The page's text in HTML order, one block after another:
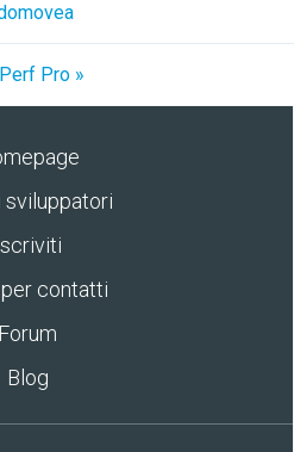
Pro »
sviluppatori
contatti
Forum
Blog